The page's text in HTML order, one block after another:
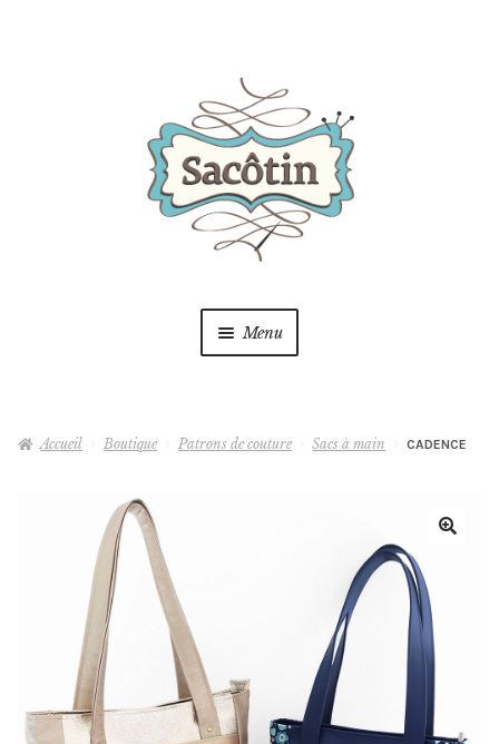
Menu
Blog
Mon compte
A propos
Accueil Boutique Patrons de couture Sacs à main CADENCE